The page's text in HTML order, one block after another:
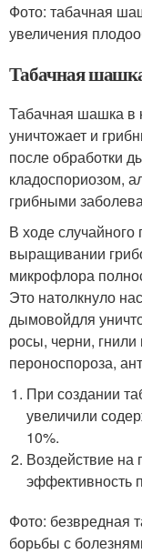
Фото: табачная
увеличения
Табачная
Табачная шашка в
уничтожает и
после обработки
кладоспориозом,
грибными
В ходе
выращивании
микрофлора
Это натолкнуло
дымовойдля
росы, черни,
пероноспороза,
При создании
увеличили
10%.
Воздействие на
эффективность
Фото: безвредная
борьбы с